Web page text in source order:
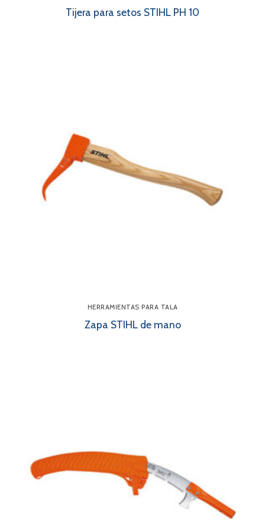
Tijera para setos STIHL PH 10
HERRAMIENTAS PARA TALA
Zapa STIHL de mano